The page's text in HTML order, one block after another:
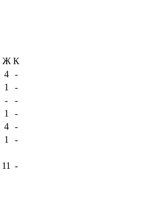
Ж К
4
-
1
-
-
-
1
-
4
-
1
-
11 -